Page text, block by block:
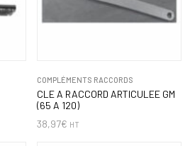
COMPLÉMENTS RACCORDS
CLE A RACCORD ARTICULEE GM
(65 A 120)
38,97€ HT